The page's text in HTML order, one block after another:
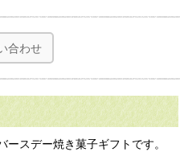
合わせ
スデー焼き菓子ギフトです。